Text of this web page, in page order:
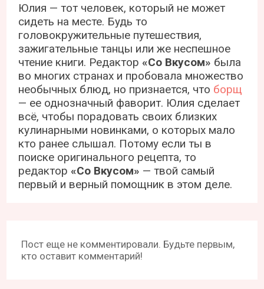
Юлия — тот человек, который не может
сидеть на месте. Будь то
головокружительные путешествия,
зажигательные танцы или же неспешное
чтение книги. Редактор«Со Вкусом» была
во многих странах и пробовала множество
необычных блюд, но признается, что борщ
— ее однозначный фаворит. Юлия сделает
всё, чтобы порадовать своих близких
кулинарными новинками, о которых мало
кто ранее слышал. Потому если ты в
поиске оригинального рецепта, то
редактор«Со Вкусом» — твой самый
первый и верный помощник в этом деле.
Пост еще не комментировали. Будьте первым,
кто оставит комментарий!